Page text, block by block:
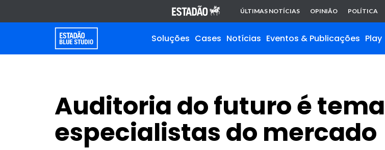
ÚLTIMAS NOTÍCIAS OPINIÃO POLÍTICA
Soluções Cases Notícias Eventos & Publicações Play
Auditoria do futuro é
especialistas do mercado